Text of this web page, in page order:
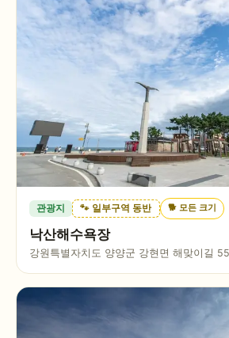
관광지 🐾 일부구역 동반 🐕 모든 크기
낙산해수욕장
강원특별자치도 양양군 강현면 해맞이길 55